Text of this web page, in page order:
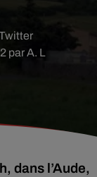
par A. L
dans l’Aude,